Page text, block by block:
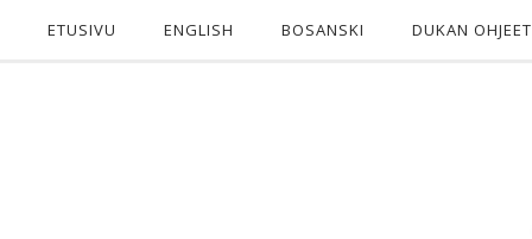
ETUSIVU ENGLISH BOSANSKI DUKAN OHJEET